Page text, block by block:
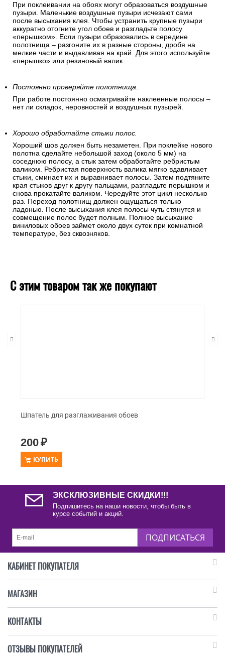
При поклеивании на обоях могут образоваться воздушные
пузыри. Маленькие воздушные пузыри исчезают сами
после высыхания клея. Чтобы устранить крупные пузыри
аккуратно отогните угол обоев и разгладьте полосу
«перышком». Если пузыри образовались в середине
полотнища – разгоните их в разные стороны, дробя на
мелкие части и выдавливая на край. Для этого используйте
«перышко» или резиновый валик.
Постоянно проверяйте полотнища.
При работе постоянно осматривайте наклеенные полосы –
нет ли складок, неровностей и воздушных пузырей.
Хорошо обработайте стыки полос.
Хороший шов должен быть незаметен. При поклейке нового
полотна сделайте небольшой заход (около 5 мм) на
соседнюю полосу, а стык затем обработайте ребристым
валиком. Ребристая поверхность валика мягко вдавливает
стыки, сминает их и выравнивает полосы. Затем подтяните
края стыков друг к другу пальцами, разгладьте перышком и
снова прокатайте валиком. Чередуйте этот цикл несколько
раз. Переход полотнищ должен ощущаться только
ладонью. После высыхания клея полосы чуть стянутся и
совмещение полос будет полным. Полное высыхание
виниловых обоев займет около двух суток при комнатной
температуре, без сквозняков.
С этим товаром так же покупают
Шпатель для разглаживания обоев
200₽
КУПИТЬ
ЭКСКЛЮЗИВНЫЕ СКИДКИ!!!
Подпишитесь на наши новости, чтобы быть в
курсе событий и акций.
ПОДПИСАТЬСЯ
КАБИНЕТ ПОКУПАТЕЛЯ
МАГАЗИН
КОНТАКТЫ
ОТЗЫВЫ ПОКУПАТЕЛЕЙ